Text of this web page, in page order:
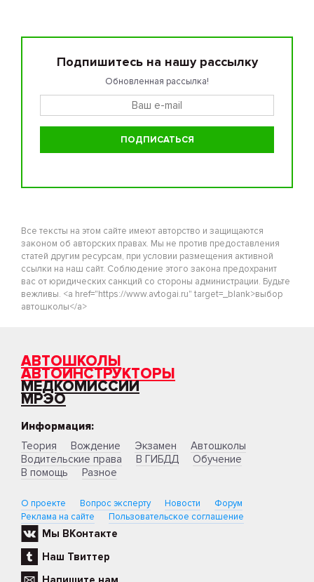
Подпишитесь на нашу рассылку
Обновленная рассылка!
Все тексты на этом сайте имеют авторство и защищаются
законом об авторских правах. Мы не против предоставления
статей другим ресурсам, при условии размещения активной
ссылки на наш сайт. Соблюдение этого закона предохранит
вас от юридических санкций со стороны администрации. Будьте
вежливы. <a href="https://www.avtogai.ru" target=_blank>выбор
автошколы</a>
АВТОШКОЛЫ
АВТОИНСТРУКТОРЫ
МЕДКОМИССИИ
МРЭО
Информация:
Теория
Вождение Экзамен
Автошколы
Водительские права
В ГИБДД
Обучение
В помощь
Разное
О проекте Вопрос эксперту Новости
Форум
Реклама на сайте
Пользовательское соглашение
Мы ВКонтакте
Наш Твиттер